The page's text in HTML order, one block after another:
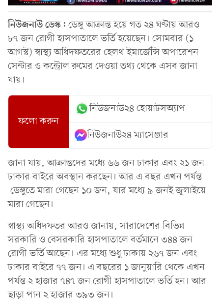
নিউজনাউ ডেস্ক: ডেঙ্গু আক্রান্ত হয়ে গত ২৪ ঘণ্টায় আরও
৮৭ জন রোগী হাসপাতালে ভর্তি হয়েছেন। সোমবার (১
আগস্ট) স্বাস্থ্য অধিদফতরের হেলথ ইমার্জেন্সি অপারেশন
সেন্টার ও কন্ট্রোল রুমের দেওয়া তথ্য থেকে এসব জানা
যায়।
ফলো করুন
নিউজনাউ২৪ হোয়াটসঅ্যাপ
নিউজনাউ২৪ ম্যাসেঞ্জার
জানা যায়, আক্রান্তদের মধ্যে ৬৬ জন ঢাকার এবং ২১ জন
ঢাকার বাইরে অবস্থান করছেন। আর এ বছর এখন পর্যন্ত
ডেঙ্গুতে মারা গেছেন ১০ জন, যার মধ্যে ৯ জনই জুলাইয়ে
মারা গেছেন।
স্বাস্থ্য অধিদফতর আরও জানায়, সারাদেশের বিভিন্ন
সরকারি ও বেসরকারি হাসপাতালে বর্তমানে ৩৪৪ জন
রোগী ভর্তি আছেন। এর মধ্যে শুধু ঢাকায় ২৬৭ জন এবং
ঢাকার বাইরে ৭৭ জন। এ বছরের ১ জানুয়ারি থেকে এখন
পর্যন্ত ২ হাজার ৭৪৭ জন রোগী হাসপাতালে ভর্তি হন। আর
ছাড়া পান ২ হাজার ৩৯৩ জন।